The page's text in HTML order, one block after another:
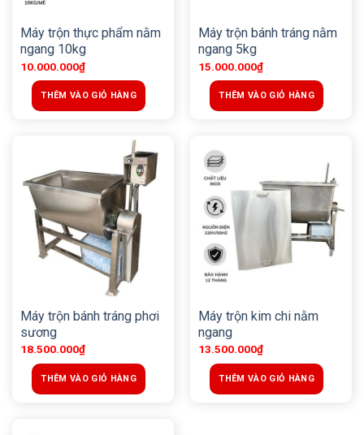
Máy trộn thực phẩm nằm
ngang 10kg
10.000.000₫
THÊM VÀO GIỎ HÀNG
Máy trộn bánh tráng nằm
ngang 5kg
15.000.000₫
THÊM VÀO GIỎ HÀNG
Máy trộn bánh tráng phơi
sương
18.500.000₫
THÊM VÀO GIỎ HÀNG
Máy trộn kim chi nằm
ngang
13.500.000₫
THÊM VÀO GIỎ HÀNG